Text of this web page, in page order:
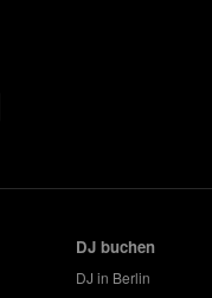
DJ buchen
DJ in Berlin